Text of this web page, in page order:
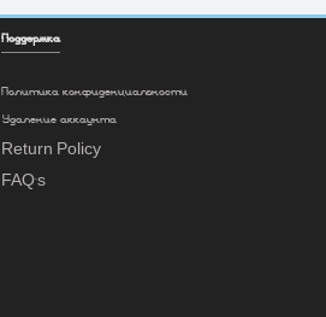
Поддержка
Политика конфиденциальности
Удаление аккаунта
Return Policy
FAQ's